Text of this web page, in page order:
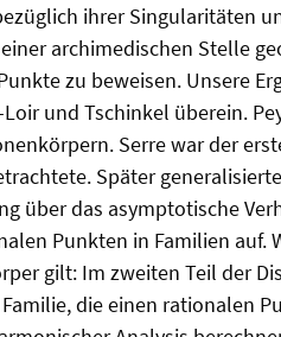
ihrer Singularitäten
archimedischen Stelle
zu beweisen. Unsere
und Tschinkel überein.
Serre war der
Später
über das asymptotische
Punkten in Familien auf.
gilt: Im zweiten Teil der
die einen rationalen